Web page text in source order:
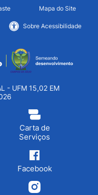
e links
Mapa do Site
Sobre Acessibilidade
principal
- UFM 15,02 EM
Carta de
Serviços
Facebook